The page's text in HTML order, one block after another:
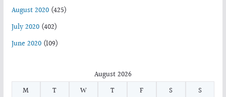
August 2020(425)
July 2020(402)
June 2020(109)
August 2026
M
T W T F S
S